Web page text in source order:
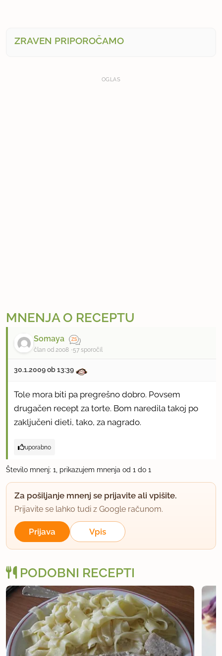
ZRAVEN PRIPOROČAMO
OGLAS
MNENJA O RECEPTU
Somaya
član od 2008 57 sporočil
30.1.2009 ob 13:39
Tole mora biti pa pregrešno dobro. Povsem
drugačen recept za torte. Bom naredila takoj po
zaključeni dieti, tako, za nagrado.
uporabno
Število mnenj: 1, prikazujem mnenja od 1 do 1
Za pošiljanje mnenj se prijavite ali vpišite.
Prijavite se lahko tudi z Google računom.
Prijava Vpis
PODOBNI RECEPTI